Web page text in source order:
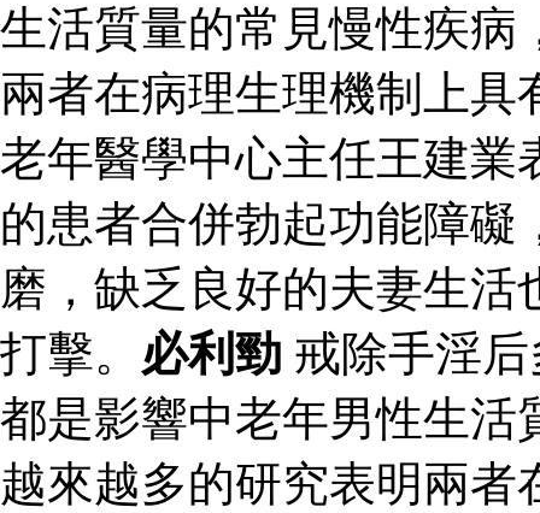
生活質量的常見慢性疾病
兩者在病理生理機制上
老年醫學中心主任王建業
的患者合併勃起功能障
磨，缺乏良好的夫妻生
打擊。 必利勁 戒除手淫
都是影響中老年男性生活
越來越多的研究表明兩